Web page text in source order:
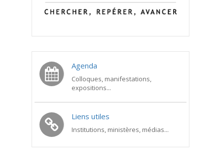
Agenda
Colloques, manifestations,
expositions...
Liens utiles
Institutions, ministères, médias...